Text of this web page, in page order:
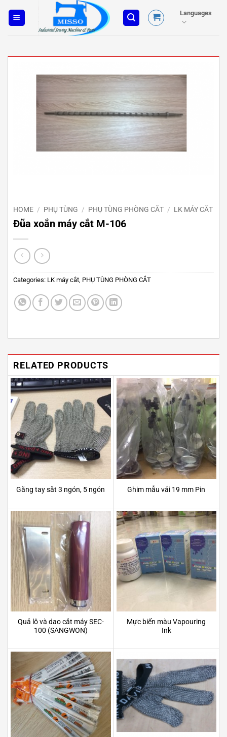
Languages
HOME / PHỤ TÙNG / PHỤ TÙNG PHÒNG CẮT / LK MÁY CẮT
Đũa xoắn máy cắt M-106
Categories: LK máy cắt, PHỤ TÙNG PHÒNG CẮT
RELATED PRODUCTS
Găng tay sắt 3 ngón, 5 ngón Ghim mẫu vải 19 mm Pin
Quả lô và dao cắt máy SEC-
100 (SANGWON)
Mực biến màu Vapouring
Ink